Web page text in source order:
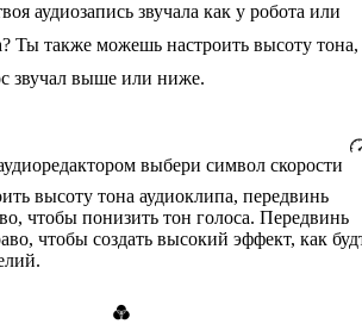
аудиозапись звучала как у робота или
Ты также можешь настроить высоту тона,
звучал выше или ниже.
выбери символ скорости
высоту тона аудиоклипа, передвинь
чтобы понизить тон голоса. Передвинь
чтобы создать высокий эффект, как